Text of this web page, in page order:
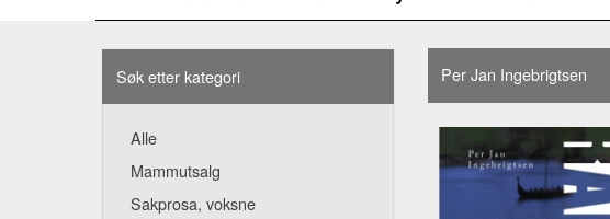
Søk etter kategori
Alle
Mammutsalg
Sakprosa, voksne
Per Jan Ingebrigtsen